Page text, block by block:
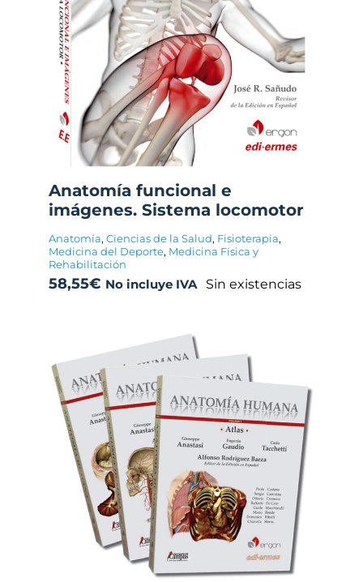
Anatomía funcional e
imágenes. Sistema locomotor
Anatomía, Ciencias de la Salud, Fisioterapia,
Medicina del Deporte, Medicina Física y
Rehabilitación
58,55€ No incluye IVA Sin existencias